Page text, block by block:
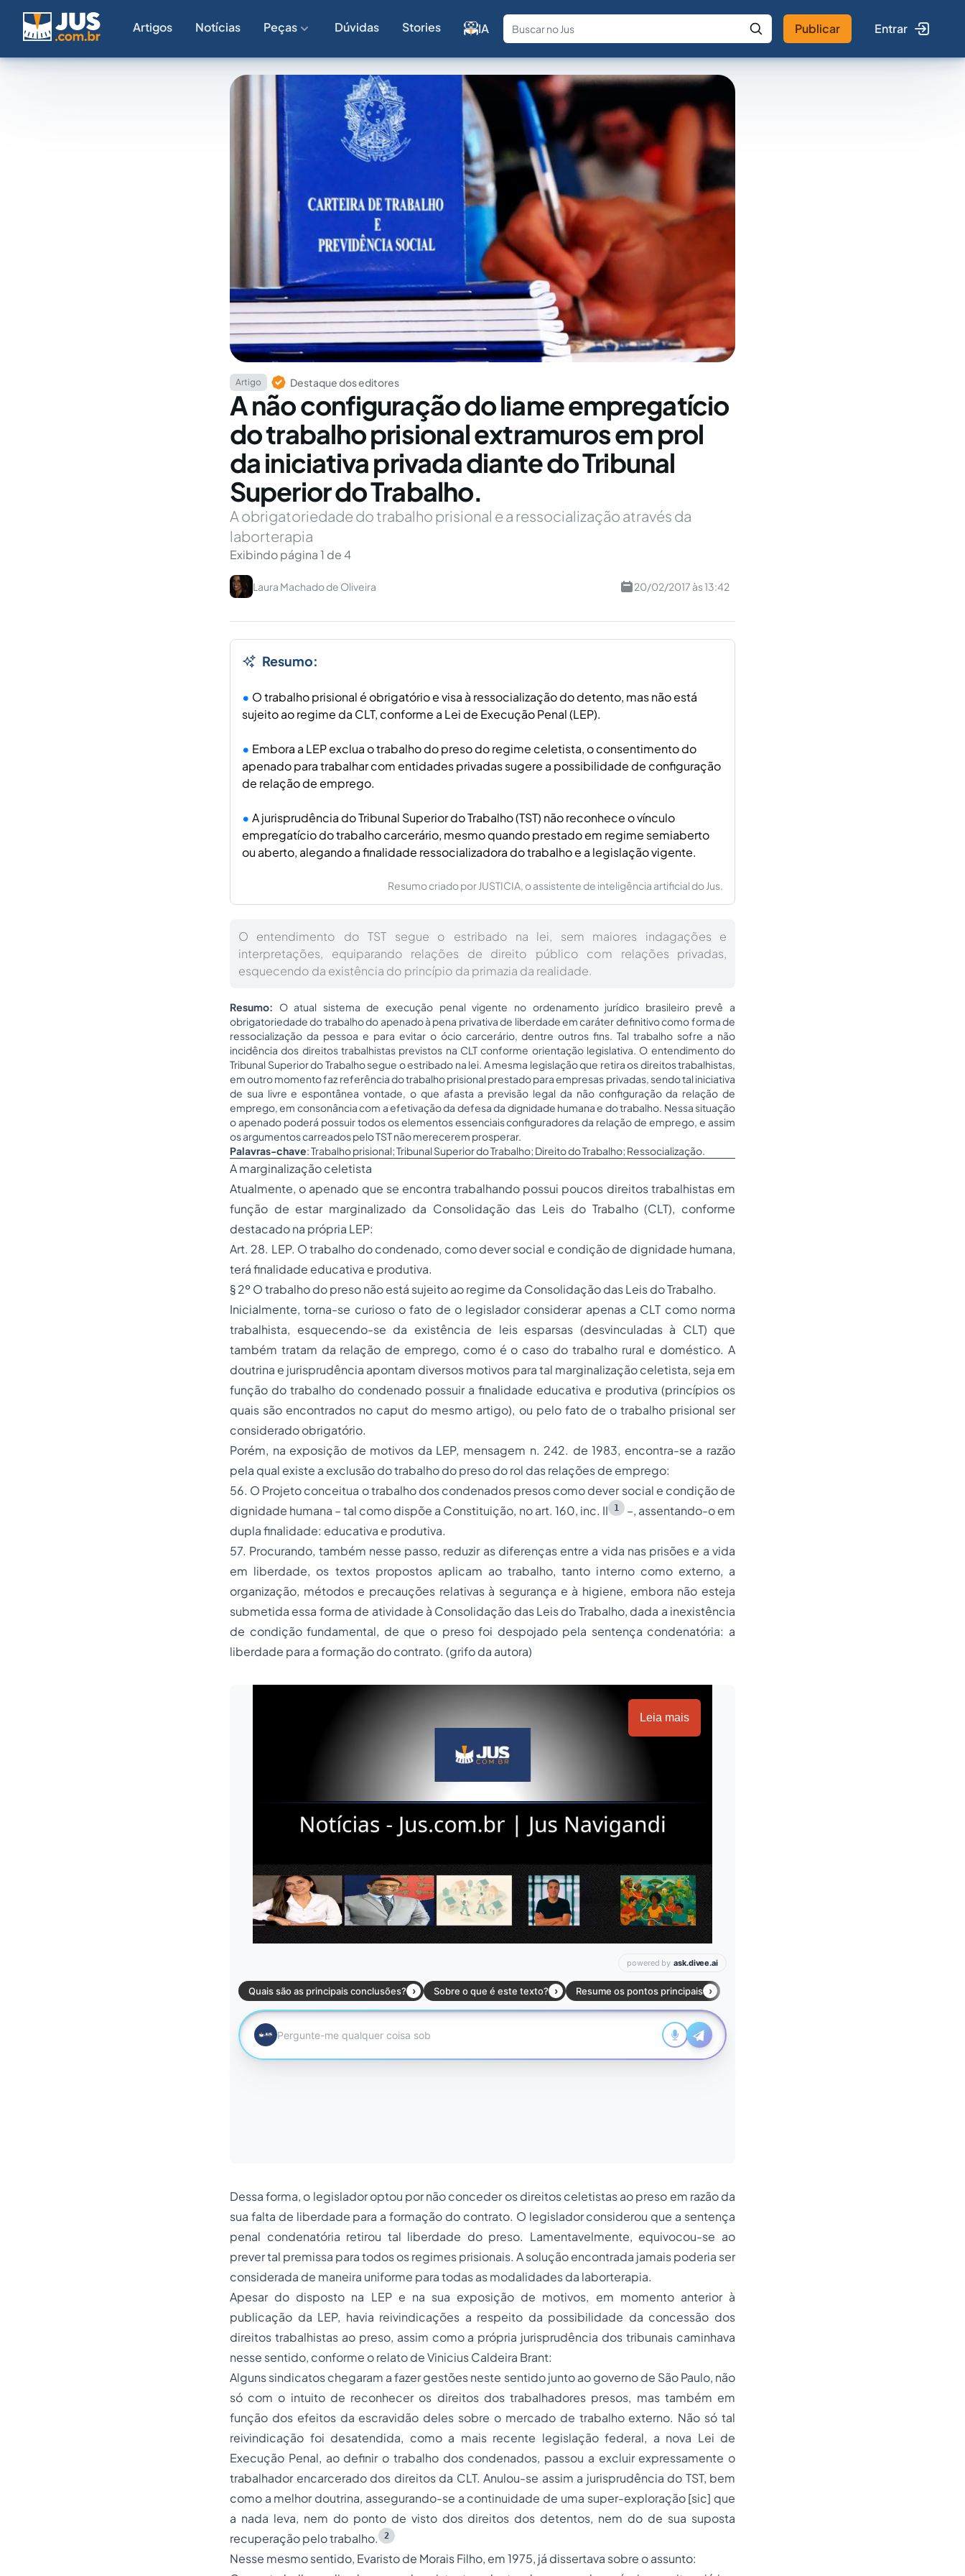
Artigos Notícias Peças Dúvidas Stories IA
Fale com a IA Buscar no Jus
Publicar Entrar
Artigo Destaque dos editores
A não configuração do liame empregatício
do trabalho prisional extramuros em prol
da iniciativa privada diante do Tribunal
Superior do Trabalho.
A obrigatoriedade do trabalho prisional e a ressocialização através da
laborterapia
Exibindo página 1 de 4
Laura Machado de Oliveira 20/02/2017 às 13:42
Resumo:
O trabalho prisional é obrigatório e visa à ressocialização do detento, mas não está
sujeito ao regime da CLT, conforme a Lei de Execução Penal (LEP).
Embora a LEP exclua o trabalho do preso do regime celetista, o consentimento do
apenado para trabalhar com entidades privadas sugere a possibilidade de configuração
de relação de emprego.
A jurisprudência do Tribunal Superior do Trabalho (TST) não reconhece o vínculo
empregatício do trabalho carcerário, mesmo quando prestado em regime semiaberto
ou aberto, alegando a finalidade ressocializadora do trabalho e a legislação vigente.
Resumo criado por JUSTICIA, o assistente de inteligência artificial do Jus.
O entendimento do TST segue o estribado na lei, sem maiores indagações e
interpretações, equiparando relações de direito público com relações privadas,
esquecendo da existência do princípio da primazia da realidade.
Resumo: O atual sistema de execução penal vigente no ordenamento jurídico brasileiro prevê a
obrigatoriedade do trabalho do apenado à pena privativa de liberdade em caráter definitivo como forma de
ressocialização da pessoa e para evitar o ócio carcerário, dentre outros fins. Tal trabalho sofre a não
incidência dos direitos trabalhistas previstos na CLT conforme orientação legislativa. O entendimento do
Tribunal Superior do Trabalho segue o estribado na lei. A mesma legislação que retira os direitos trabalhistas,
em outro momento faz referência do trabalho prisional prestado para empresas privadas, sendo tal iniciativa
de sua livre e espontânea vontade, o que afasta a previsão legal da não configuração da relação de
emprego, em consonância com a efetivação da defesa da dignidade humana e do trabalho. Nessa situação
o apenado poderá possuir todos os elementos essenciais configuradores da relação de emprego, e assim
os argumentos carreados pelo TST não merecerem prosperar.
Palavras-chave: Trabalho prisional; Tribunal Superior do Trabalho; Direito do Trabalho; Ressocialização.
A marginalização celetista
Atualmente, o apenado que se encontra trabalhando possui poucos direitos trabalhistas em
função de estar marginalizado da Consolidação das Leis do Trabalho (CLT), conforme
destacado na própria LEP:
Art. 28. LEP. O trabalho do condenado, como dever social e condição de dignidade humana,
terá finalidade educativa e produtiva.
§ 2º O trabalho do preso não está sujeito ao regime da Consolidação das Leis do Trabalho.
Inicialmente, torna-se curioso o fato de o legislador considerar apenas a CLT como norma
trabalhista, esquecendo-se da existência de leis esparsas (desvinculadas à CLT) que
também tratam da relação de emprego, como é o caso do trabalho rural e doméstico. A
doutrina e jurisprudência apontam diversos motivos para tal marginalização celetista, seja em
função do trabalho do condenado possuir a finalidade educativa e produtiva (princípios os
quais são encontrados no caput do mesmo artigo), ou pelo fato de o trabalho prisional ser
considerado obrigatório.
Porém, na exposição de motivos da LEP, mensagem n. 242. de 1983, encontra-se a razão
pela qual existe a exclusão do trabalho do preso do rol das relações de emprego:
56. O Projeto conceitua o trabalho dos condenados presos como dever social e condição de
dignidade humana – tal como dispõe a Constituição, no art. 160, inc. II
1
–, assentando-o em
dupla finalidade: educativa e produtiva.
57. Procurando, também nesse passo, reduzir as diferenças entre a vida nas prisões e a vida
em liberdade, os textos propostos aplicam ao trabalho, tanto interno como externo, a
organização, métodos e precauções relativas à segurança e à higiene, embora não esteja
submetida essa forma de atividade à Consolidação das Leis do Trabalho, dada a inexistência
de condição fundamental, de que o preso foi despojado pela sentença condenatória: a
liberdade para a formação do contrato. (grifo da autora)
Leia mais
Dessa forma, o legislador optou por não conceder os direitos celetistas ao preso em razão da
sua falta de liberdade para a formação do contrato. O legislador considerou que a sentença
penal condenatória retirou tal liberdade do preso. Lamentavelmente, equivocou-se ao
prever tal premissa para todos os regimes prisionais. A solução encontrada jamais poderia ser
considerada de maneira uniforme para todas as modalidades da laborterapia.
Apesar do disposto na LEP e na sua exposição de motivos, em momento anterior à
publicação da LEP, havia reivindicações a respeito da possibilidade da concessão dos
direitos trabalhistas ao preso, assim como a própria jurisprudência dos tribunais caminhava
nesse sentido, conforme o relato de Vinicius Caldeira Brant:
Alguns sindicatos chegaram a fazer gestões neste sentido junto ao governo de São Paulo, não
só com o intuito de reconhecer os direitos dos trabalhadores presos, mas também em
função dos efeitos da escravidão deles sobre o mercado de trabalho externo. Não só tal
reivindicação foi desatendida, como a mais recente legislação federal, a nova Lei de
Execução Penal, ao definir o trabalho dos condenados, passou a excluir expressamente o
trabalhador encarcerado dos direitos da CLT. Anulou-se assim a jurisprudência do TST, bem
como a melhor doutrina, assegurando-se a continuidade de uma super-exploração [sic] que
a nada leva, nem do ponto de visto dos direitos dos detentos, nem do de sua suposta
recuperação pelo trabalho.
2
Nesse mesmo sentido, Evaristo de Morais Filho, em 1975, já dissertava sobre o assunto: